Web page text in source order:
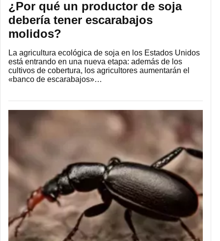
¿Por qué un productor de soja
debería tener escarabajos
molidos?
La agricultura ecológica de soja en los Estados Unidos
está entrando en una nueva etapa: además de los
cultivos de cobertura, los agricultores aumentarán el
«banco de escarabajos»…